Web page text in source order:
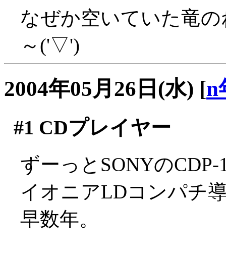
なぜか空いていた竜
～('▽')
2004年05月26日(水) [n
#1 CDプレイヤー
ずーっとSONYの
イオニアLDコンパチ
早数年。